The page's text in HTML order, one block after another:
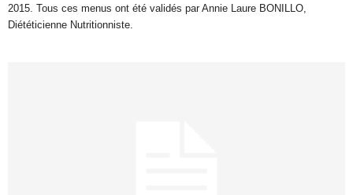
2015. Tous ces menus ont été validés par Annie Laure BONILLO,
Diététicienne Nutritionniste.